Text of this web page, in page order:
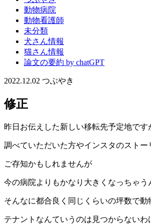
動物病院
動物看護師
未分類
犬さん情報
猫さん情報
論文の要約 by chatGPT
2022.12.02 つぶやき
修正
昨日お伝えした新しい移転先予定地です
調べていただいた方やインスタのスト
ご存知かもしれませんが
今の病院よりもかなり大きくなっちゃう
そんなに都合良く同じくらいの坪数で
テナントなんていうのは見つからないわ